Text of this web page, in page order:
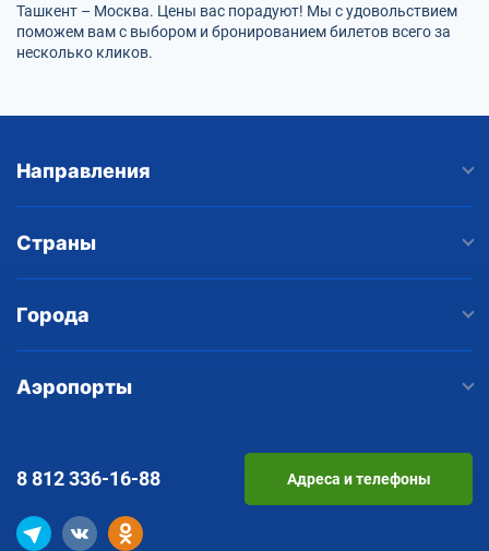
Ташкент – Москва. Цены вас порадуют! Мы с удовольствием
поможем вам с выбором и бронированием билетов всего за
несколько кликов.
Направления
Страны
Города
Аэропорты
8 812336-16-88 Адреса и телефоны